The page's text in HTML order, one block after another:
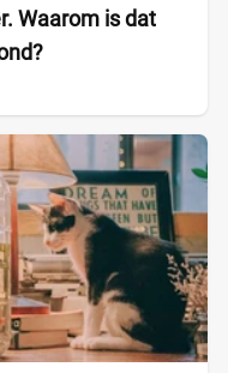
Waarom is dat